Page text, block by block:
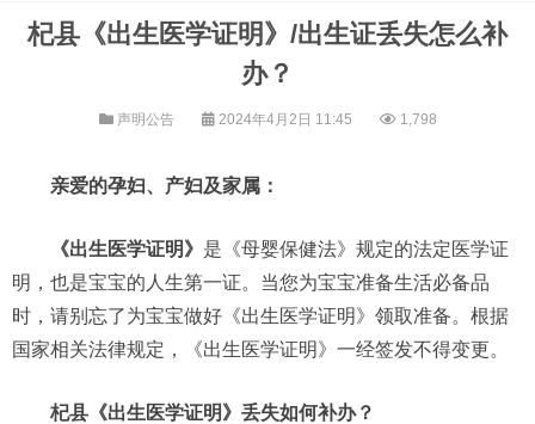
杞县《出生医学证明》/出生证丢失怎么补
办？
声明公告 2024年4月2日 11:45 1,798
亲爱的孕妇、产妇及家属：
《出生医学证明》 是《母婴保健法》规定的法定医学证
明，也是宝宝的人生第一证。当您为宝宝准备生活必备品
时，请别忘了为宝宝做好《出生医学证明》领取准备。根据
国家相关法律规定，《出生医学证明》一经签发不得变更。
杞县《出生医学证明》丢失如何补办？